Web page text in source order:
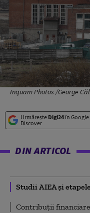
Inquam Photos /George
Urmărește Digi24în Google
Discover
DIN ARTICOL
Studii AIEA și
Contribuții